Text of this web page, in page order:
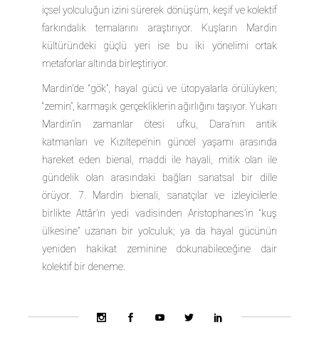
içsel yolculuğun izini sürerek dönüşüm, keşif ve kolektif
farkındalık temalarını araştırıyor. Kuşların Mardin
kültüründeki güçlü yeri ise bu iki yönelimi ortak
metaforlar altında birleştiriyor.
Mardin’de “gök”, hayal gücü ve ütopyalarla örülüyken;
“zemin”, karmaşık gerçekliklerin ağırlığını taşıyor. Yukarı
Mardin’in zamanlar ötesi ufku, Dara’nın antik
katmanları ve Kızıltepe’nin güncel yaşamı arasında
hareket eden bienal, maddi ile hayali, mitik olan ile
gündelik olan arasındaki bağları sanatsal bir dille
örüyor. 7. Mardin bienali, sanatçılar ve izleyicilerle
birlikte Attâr’ın yedi vadisinden Aristophanes’in “kuş
ülkesine” uzanan bir yolculuk; ya da hayal gücünün
yeniden hakikat zeminine dokunabileceğine dair
kolektif bir deneme.